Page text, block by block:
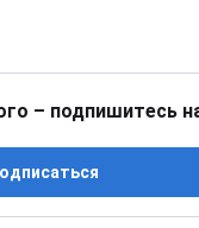
– подпишитесь